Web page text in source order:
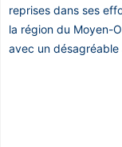
reprises dans ses
la région du Moyen-
avec un